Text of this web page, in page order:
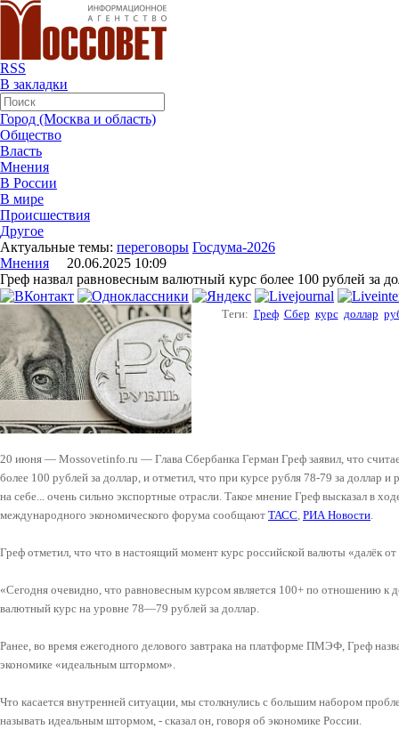
RSS
В закладки
Город (Москва и область)
Общество
Власть
Мнения
В России
В мире
Происшествия
Другое
Актуальные темы: переговоры Госдума-2026
Мнения 20.06.2025 10:09
Греф назвал равновесным валютный курс более 100 рублей за
Теги: Греф Сбер курс доллар
20 июня — Mossovetinfo.ru — Глава Сбербанка Герман Греф заявил, что
более 100 рублей за доллар, и отметил, что при курсе рубля 78-79 за
на себе... очень сильно экспортные отрасли. Такое мнение Греф высказал в
международного экономического форума сообщают ТАСС, РИА Новости.
Греф отметил, что что в настоящий момент курс российской валюты «далёк от
«Сегодня очевидно, что равновесным курсом является 100+ по отношению к
валютный курс на уровне 78—79 рублей за доллар.
Ранее, во время ежегодного делового завтрака на платформе ПМЭФ, Греф
экономике «идеальным штормом».
Что касается внутренней ситуации, мы столкнулись с большим набором
называть идеальным штормом, - сказал он, говоря об экономике России.